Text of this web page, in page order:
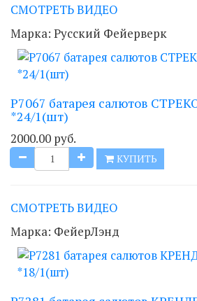
СМОТРЕТЬ ВИДЕО
Марка: Русский Фейерверк
Р7067 батарея салютов
*24/1(шт)
2000.00 руб.
КУПИТЬ
СМОТРЕТЬ ВИДЕО
Марка: ФейерЛэнд